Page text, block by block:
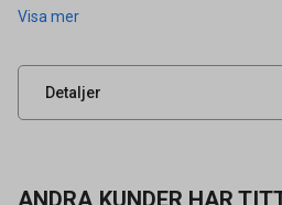
Visa mer
Detaljer
Leverantörens
UNSPSC
ANDRA KUNDER HAR